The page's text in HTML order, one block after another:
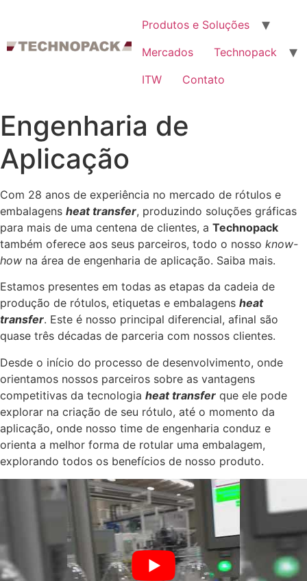
Produtos e Soluções
Mercados
Technopack
ITW
Contato
Engenharia de
Aplicação
Com 28 anos de experiência no mercado de rótulos e
embalagens heat transfer, produzindo soluções gráficas
para mais de uma centena de clientes, a Technopack
também oferece aos seus parceiros, todo o nosso know-
how na área de engenharia de aplicação. Saiba mais.
Estamos presentes em todas as etapas da cadeia de
produção de rótulos, etiquetas e embalagens heat
transfer. Este é nosso principal diferencial, afinal são
quase três décadas de parceria com nossos clientes.
Desde o início do processo de desenvolvimento, onde
orientamos nossos parceiros sobre as vantagens
competitivas da tecnologia heat transfer que ele pode
explorar na criação de seu rótulo, até o momento da
aplicação, onde nosso time de engenharia conduz e
orienta a melhor forma de rotular uma embalagem,
explorando todos os benefícios de nosso produto.